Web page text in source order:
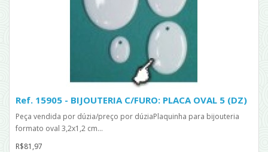
Ref. 15905 - BIJOUTERIA C/FURO: PLACA OVAL 5 (DZ)
Peça vendida por dúzia/preço por dúziaPlaquinha para bijouteria
formato oval 3,2x1,2 cm...
R$81,97